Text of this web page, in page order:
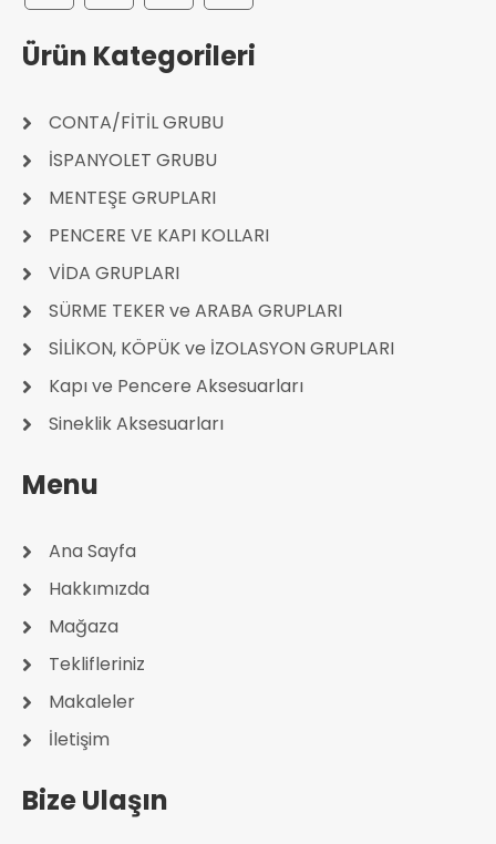
Ürün Kategorileri
CONTA/FİTİL GRUBU
İSPANYOLET GRUBU
MENTEŞE GRUPLARI
PENCERE VE KAPI KOLLARI
VİDA GRUPLARI
SÜRME TEKER ve ARABA GRUPLARI
SİLİKON, KÖPÜK ve İZOLASYON GRUPLARI
Kapı ve Pencere Aksesuarları
Sineklik Aksesuarları
Menu
Ana Sayfa
Hakkımızda
Mağaza
Teklifleriniz
Makaleler
İletişim
Bize Ulaşın